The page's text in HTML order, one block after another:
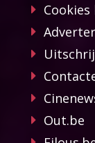
Out.be